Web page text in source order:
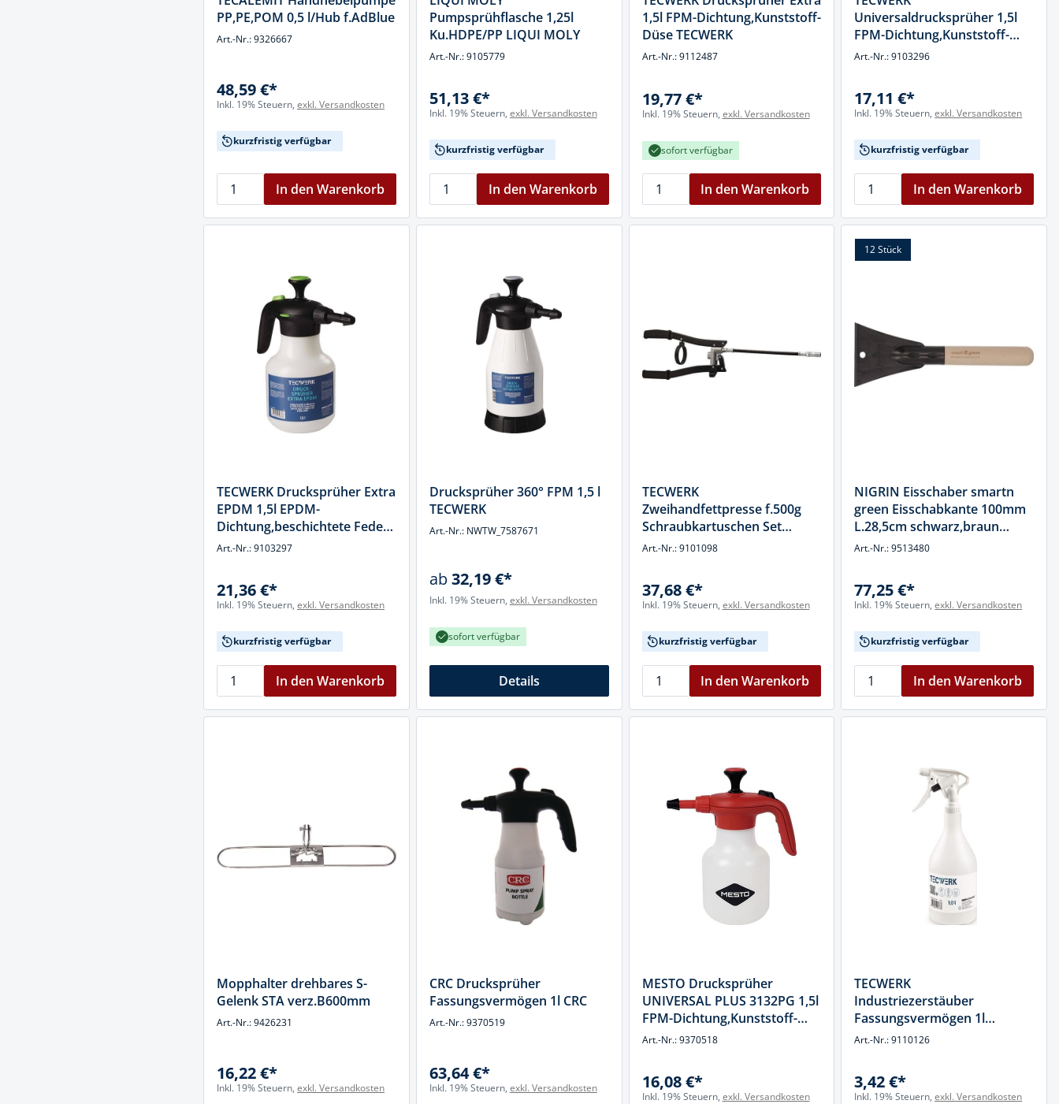
Verbindungs- und Klemmsysteme
Zubehör Maschinenbefestigung
Schellen
Holzverbinder
Handpresse
Hobel, Beitel & Ziehklingen
Magnetwerkzeuge
Maurer- und Schlagschnur
Meißel
Pumpen
Schneidwerkzeug
Spachtel & Kelle
Spanntechnik
Spannungsprüfer
Stanzwerkzeuge & Lochwerkzeuge
PP,PE,POM 0,5 l/Hub f.AdBlue
Art.-Nr.: 9326667
48,59 €*
Inkl. 19% Steuern, exkl. Versandkosten
kurzfristig verfügbar
In den Warenkorb
Pumpsprühflasche 1,25l
Ku.HDPE/PP LIQUI MOLY
Art.-Nr.: 9105779
51,13 €*
Inkl. 19% Steuern, exkl. Versandkosten
kurzfristig verfügbar
In den Warenkorb
1,5l FPM-Dichtung,Kunststoff-
Düse TECWERK
Art.-Nr.: 9112487
19,77 €*
Inkl. 19% Steuern, exkl. Versandkosten
sofort verfügbar
In den Warenkorb
Universaldrucksprüher 1,5l
FPM-Dichtung,Kunststoff-
Düse TECWERK
Art.-Nr.: 9103296
17,11 €*
Inkl. 19% Steuern,exkl. Versandkosten
kurzfristig verfügbar
In den Warenkorb
TECWERK Drucksprüher Extra
EPDM 1,5l EPDM-
Dichtung,beschichtete Feder
TECWERK
Art.-Nr.: 9103297
21,36 €*
Inkl. 19% Steuern, exkl. Versandkosten
kurzfristig verfügbar
In den Warenkorb
Drucksprüher 360° FPM 1,5 l
TECWERK
Art.-Nr.: NWTW_7587671
ab32,19 €*
Inkl. 19% Steuern, exkl. Versandkosten
sofort verfügbar
Details
TECWERK
Zweihandfettpresse f.500g
Schraubkartuschen Set
TECWERK
Art.-Nr.: 9101098
37,68 €*
Inkl. 19% Steuern, exkl. Versandkosten
kurzfristig verfügbar
In den Warenkorb
12 Stück
NIGRIN Eisschaber smartn
green Eisschabkante 100mm
L.28,5cm schwarz,braun
Buchenholz
Art.-Nr.: 9513480
77,25 €*
Inkl. 19% Steuern,exkl. Versandkosten
kurzfristig verfügbar
In den Warenkorb
Mopphalter drehbares S-
Gelenk STA verz.B600mm
Art.-Nr.: 9426231
16,22 €*
Inkl. 19% Steuern, exkl. Versandkosten
CRC Drucksprüher
Fassungsvermögen 1l CRC
Art.-Nr.: 9370519
63,64 €*
Inkl. 19% Steuern, exkl. Versandkosten
MESTO Drucksprüher
UNIVERSAL PLUS 3132PG 1,5l
FPM-Dichtung,Kunststoff-
Düse MESTO
Art.-Nr.: 9370518
16,08 €*
Inkl. 19% Steuern, exkl. Versandkosten
TECWERK
Industriezerstäuber
Fassungsvermögen 1l
Ku.TECWERK
Art.-Nr.: 9110126
3,42 €*
Inkl. 19% Steuern,exkl. Versandkosten